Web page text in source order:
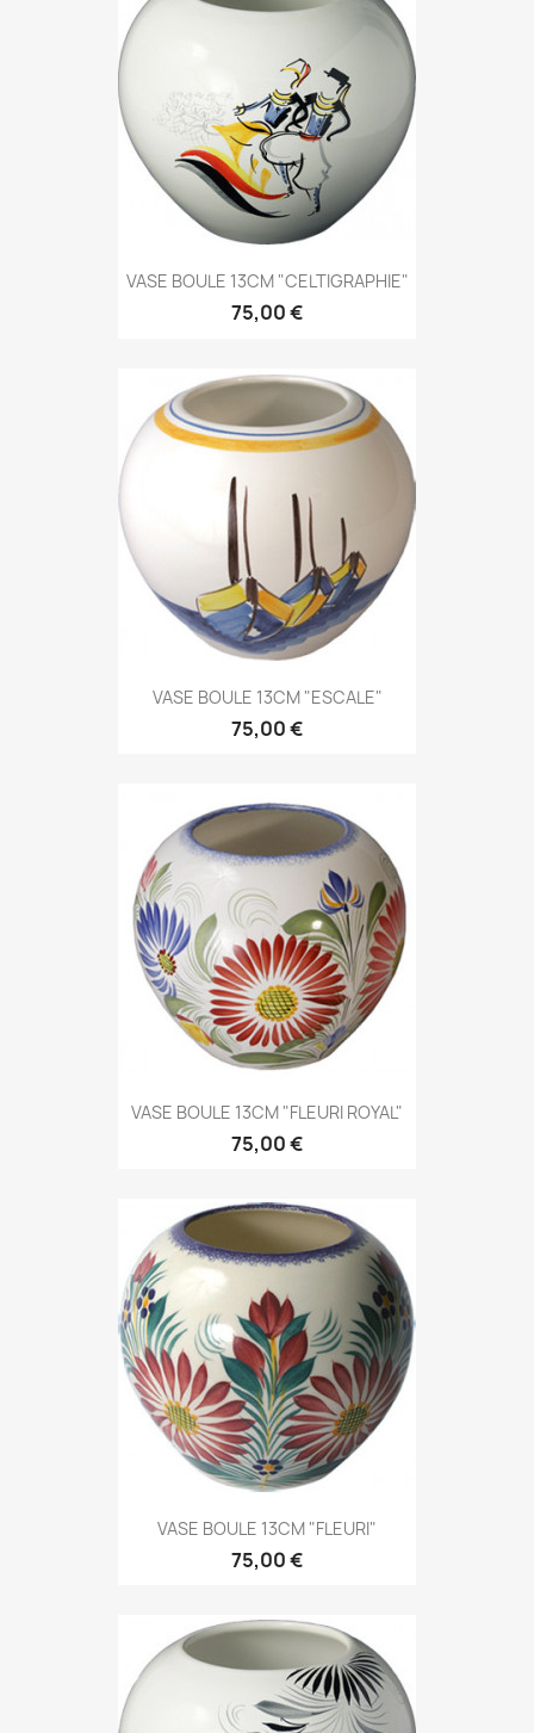
VASE BOULE 13CM "CELTIGRAPHIE"
75,00 €
VASE BOULE 13CM "ESCALE"
75,00 €
VASE BOULE 13CM "FLEURI ROYAL"
75,00 €
VASE BOULE 13CM "FLEURI"
75,00 €